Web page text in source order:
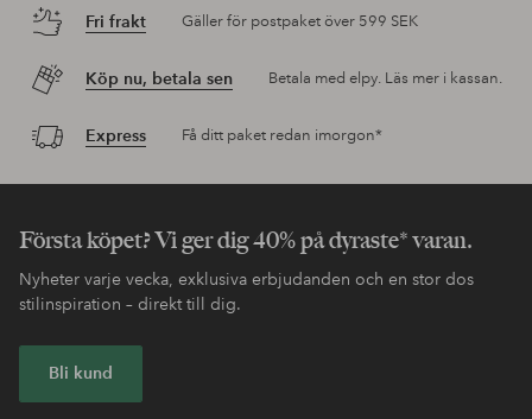
Fri frakt Gäller för postpaket över 599 SEK
Köp nu, betala sen Betala med elpy. Läs mer i kassan.
Express Få ditt paket redan imorgon*
Första köpet? Vi ger dig 40% på dyraste* varan.
Nyheter varje vecka, exklusiva erbjudanden och en stor dos
stilinspiration – direkt till dig.
Bli kund